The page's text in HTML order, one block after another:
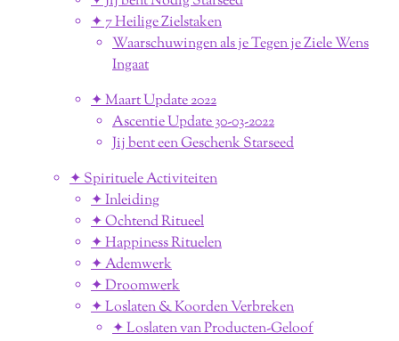
✦ 7 Heilige Zielstaken
Waarschuwingen als je Tegen je Ziele Wens
Ingaat
✦ Maart Update 2022
Ascentie Update 30-03-2022
Jij bent een Geschenk Starseed
✦ Spirituele Activiteiten
✦ Inleiding
✦ Ochtend Ritueel
✦ Happiness Rituelen
✦ Ademwerk
✦ Droomwerk
✦ Loslaten & Koorden Verbreken
✦ Loslaten van Producten-Geloof